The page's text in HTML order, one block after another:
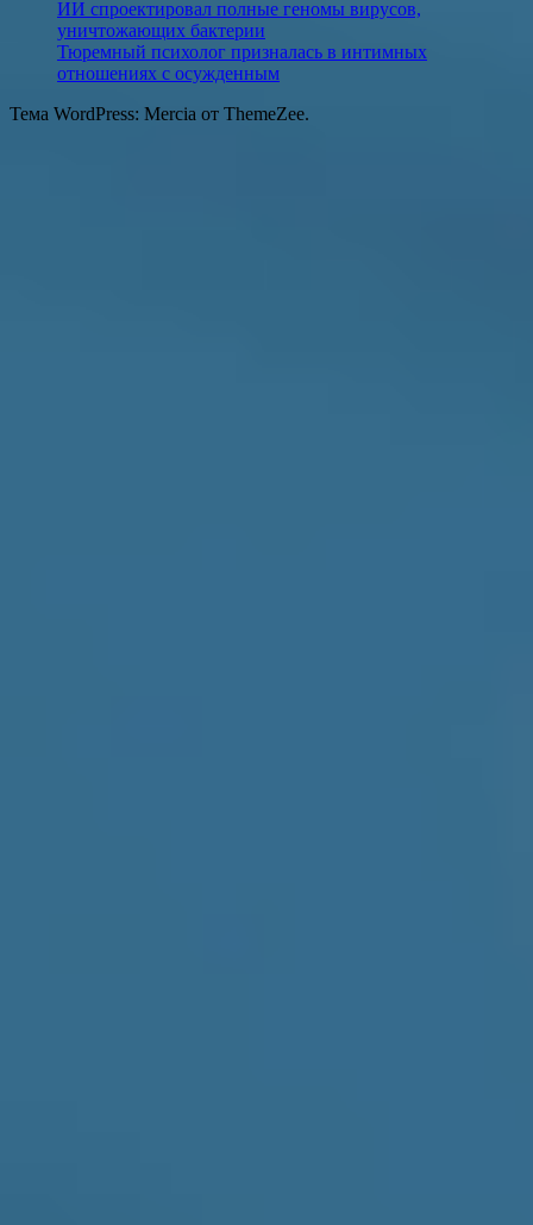
ИИ спроектировал полные геномы вирусов,
уничтожающих бактерии
Тюремный психолог призналась в интимных
отношениях с осужденным
Тема WordPress: Mercia от ThemeZee.